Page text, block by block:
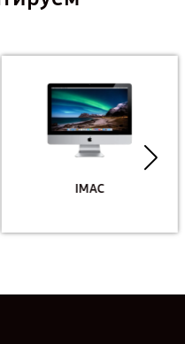
IMAC